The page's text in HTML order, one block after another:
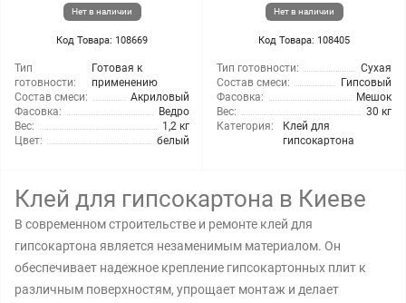
Нет в наличии
Код Товара: 108669
Тип
готовности:
Готовая к
применению
Состав смеси:
Акриловый
Фасовка:
Ведро
Вес:
1,2 кг
Цвет:
белый
Нет в наличии
Код Товара: 108405
Тип готовности:
Сухая
Состав смеси:
Гипсовый
Фасовка:
Мешок
Вес:
30 кг
Категория:
Клей для
гипсокартона
Клей для гипсокартона в Киеве
В современном строительстве и ремонте клей для
гипсокартона является незаменимым материалом. Он
обеспечивает надежное крепление гипсокартонных плит к
различным поверхностям, упрощает монтаж и делает